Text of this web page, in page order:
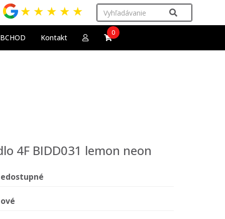
★ ★ ★ ★ ★
Kontakt
0
4F BIDD031 lemon neon